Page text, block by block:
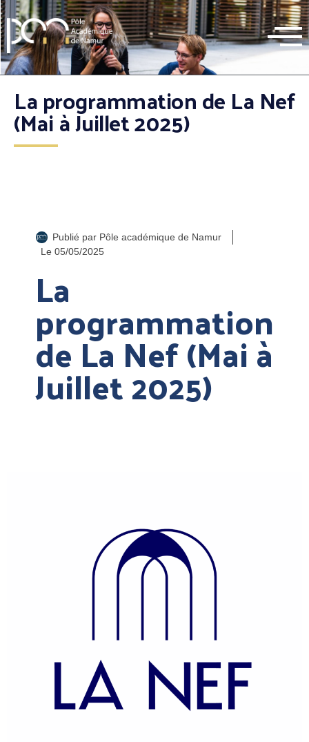
La programmation de La Nef
(Mai à Juillet 2025)
Publié par Pôle académique de Namur
Le 05/05/2025
La
programmation
de La Nef (Mai à
Juillet 2025)